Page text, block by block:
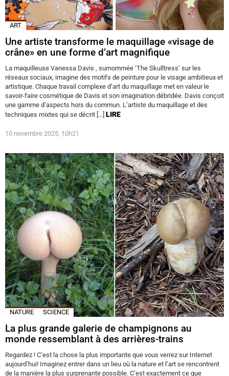
ART
Une artiste transforme le maquillage «visage de
crâne» en une forme d’art magnifique
La maquilleuse Vanessa Davis , surnommée ‘The Skulltress’ sur les
réseaux sociaux, imagine des motifs de peinture pour le visage ambitieux et
artistique. Chaque travail complexe d’art du maquillage met en valeur le
savoir-faire cosmétique de Davis et son imagination débridée. Davis conçoit
une gamme d’aspects hors du commun. L’artiste du maquillage et des
techniques mixtes qui se décrit […] LIRE
10 novembre 2025, 10h21
NATURE SCIENCE
La plus grande galerie de champignons au
monde ressemblant à des arrières-trains
Regardez ! C’est la chose la plus importante que vous verrez sur Internet
aujourd’hui! Imaginez entrer dans un lieu où la nature et l’art se rencontrent
de la manière la plus surprenante possible. C’est exactement ce que